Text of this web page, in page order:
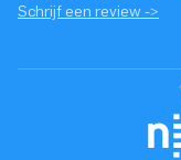
Schrijf een review ->